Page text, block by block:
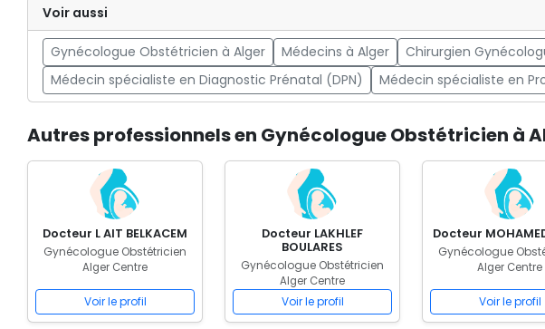
Voir aussi
Gynécologue Obstétricien à Alger Médecins à Alger Chirurgien
Médecin spécialiste en Diagnostic Prénatal (DPN)
Médecin spécialiste en
Autres professionnels en Gynécologue Obstétricien à
Docteur L AIT BELKACEM
Gynécologue Obstétricien
Alger Centre
Voir le profil
Docteur LAKHLEF
BOULARES
Gynécologue Obstétricien
Alger Centre
Voir le profil
Docteur
Gynécologue
Alger Centre
Voir le profil